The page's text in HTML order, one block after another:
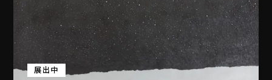
展出中